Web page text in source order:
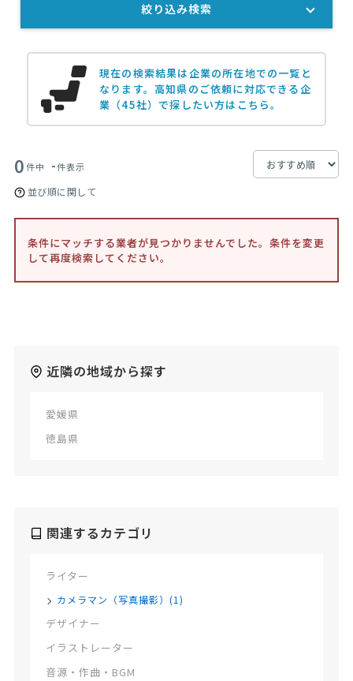
現在の検索結果は企業の所在地での一覧と
なります。高知県のご依頼に対応できる企
業（45社）で探したい方はこちら。
0件中 -件表示
並び順に関して
条件にマッチする業者が見つかりませんでした。条件を変更
して再度検索してください。
近隣の地域から探す
愛媛県
徳島県
関連するカテゴリ
ライター
カメラマン（写真撮影）(1)
デザイナー
イラストレーター
音源・作曲・BGM
絞り込み検索